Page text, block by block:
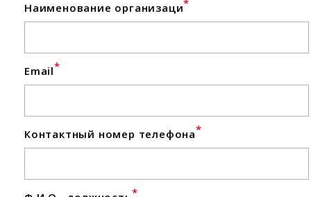
Наименование организаци
Email*
Контактный номер телефона*
*